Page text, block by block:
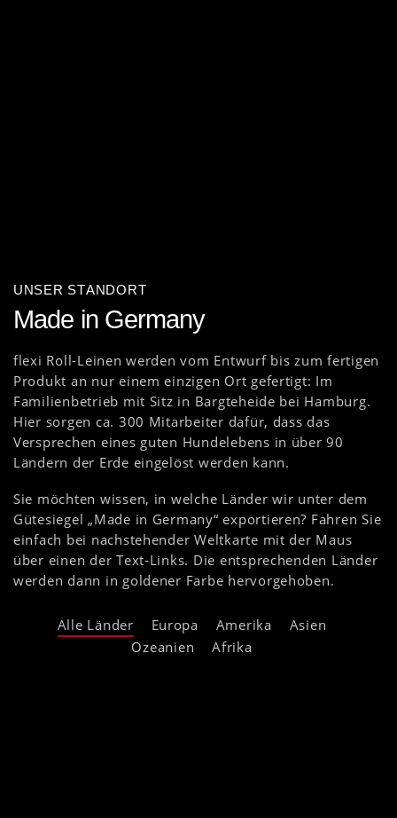
UNSER STANDORT
Made in Germany
flexi Roll-Leinen werden vom Entwurf bis zum fertigen
Produkt an nur einem einzigen Ort gefertigt: Im
Familienbetrieb mit Sitz in Bargteheide bei Hamburg.
Hier sorgen ca. 300 Mitarbeiter dafür, dass das
Versprechen eines guten Hundelebens in über 90
Ländern der Erde eingelöst werden kann.
Sie möchten wissen, in welche Länder wir unter dem
Gütesiegel „Made in Germany“ exportieren? Fahren Sie
einfach bei nachstehender Weltkarte mit der Maus
über einen der Text-Links. Die entsprechenden Länder
werden dann in goldener Farbe hervorgehoben.
Alle Länder Europa Amerika
Asien
Ozeanien
Afrika